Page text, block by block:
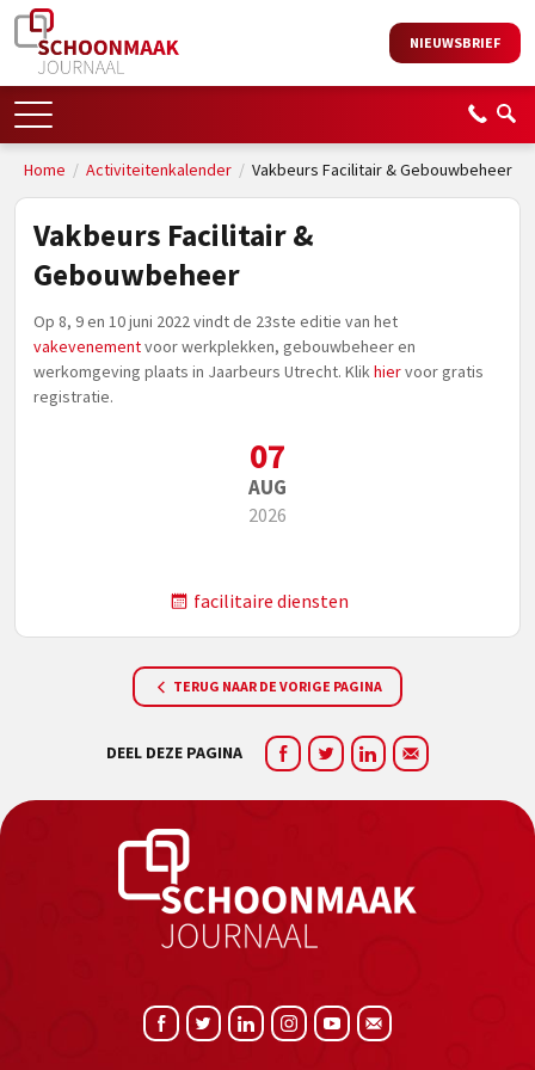
NIEUWSBRIEF
Home / Activiteitenkalender/ Vakbeurs Facilitair & Gebouwbeheer
Vakbeurs Facilitair &
Gebouwbeheer
Op 8, 9 en 10 juni 2022 vindt de 23ste editie van het
vakevenementvoor werkplekken, gebouwbeheer en
werkomgeving plaats in Jaarbeurs Utrecht. Klikhiervoor gratis
registratie.
07
AUG
2026
facilitaire diensten
TERUG NAAR DE VORIGE PAGINA
DEEL DEZE PAGINA